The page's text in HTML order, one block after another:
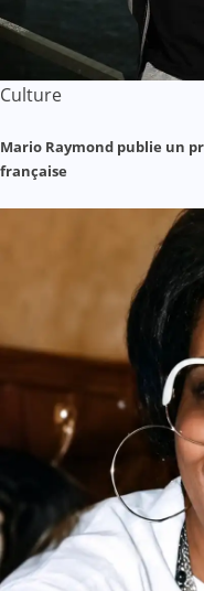
Culture
Mario Raymond publie un
française